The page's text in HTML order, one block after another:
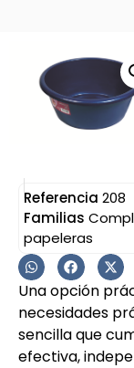
Referencia 208
Familias
papeleras
Una opción
necesidades
sencilla que
efectiva,